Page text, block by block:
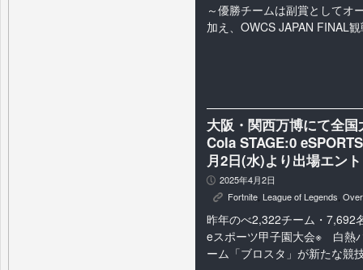
～優勝チームは副賞としてオ
加え、OWCS JAPAN FINAL
大阪・関西万博にて全
Cola STAGE:0
月2日(水)より出場エン
P 2025年4月2日
K Fortnite, League of Legends,
昨年のべ2,322チーム・7,692
eスポーツ甲子園大会※ 白熱
ーム「ブロスタ」が新たな競